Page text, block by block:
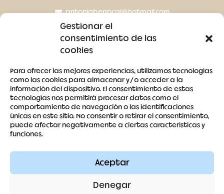
Gestionar el
consentimiento de las
cookies
Para ofrecer las mejores experiencias, utilizamos tecnologías
como las cookies para almacenar y/o acceder a la
información del dispositivo. El consentimiento de estas
tecnologías nos permitirá procesar datos como el
comportamiento de navegación o las identificaciones
únicas en este sitio. No consentir o retirar el consentimiento,
puede afectar negativamente a ciertas características y
funciones.
Aceptar
Denegar
antoniaberrocal@hotmail.com
Contacto
Términos y condiciones
Política de cookies